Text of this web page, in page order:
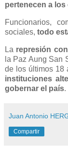
pertenecen a
Funcionarios,
sociales, todo
La represión
la Paz Aung San
de los últimos 18
instituciones
gobernar el país.
Juan Antonio
Compartir